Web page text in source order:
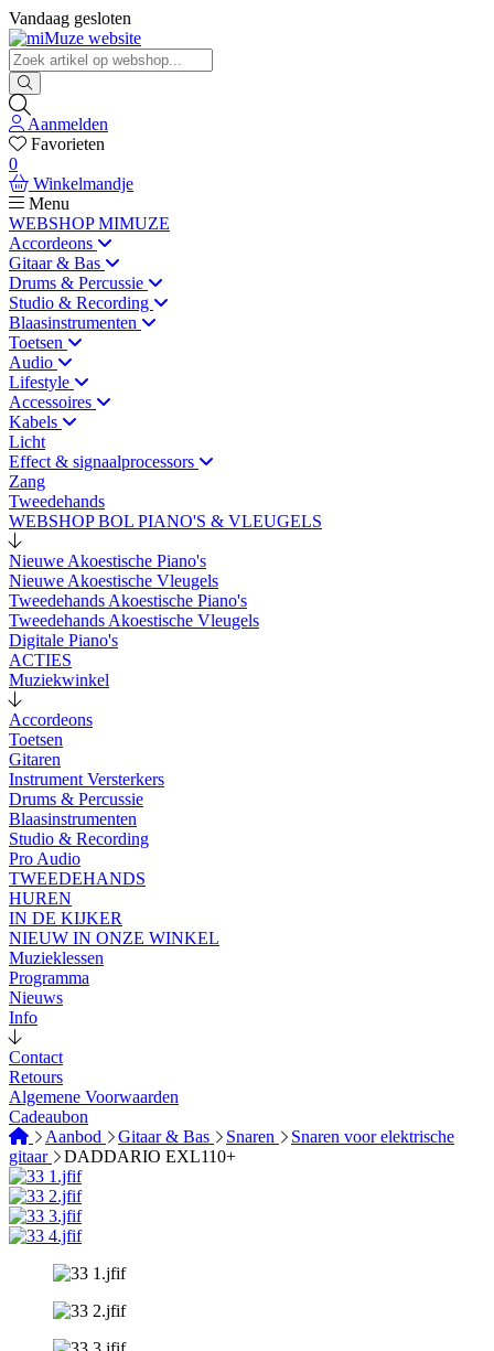
Vandaag gesloten
Aanmelden
Favorieten
0
Winkelmandje
Menu
WEBSHOP MIMUZE
Accordeons
Gitaar & Bas
Drums & Percussie
Studio & Recording
Blaasinstrumenten
Toetsen
Audio
Lifestyle
Accessoires
Kabels
Licht
Effect & signaalprocessors
Zang
Tweedehands
WEBSHOP BOL PIANO'S & VLEUGELS
Nieuwe Akoestische Piano's
Nieuwe Akoestische Vleugels
Tweedehands Akoestische Piano's
Tweedehands Akoestische Vleugels
Digitale Piano's
ACTIES
Muziekwinkel
Accordeons
Toetsen
Gitaren
Instrument Versterkers
Drums & Percussie
Blaasinstrumenten
Studio & Recording
Pro Audio
TWEEDEHANDS
HUREN
IN DE KIJKER
NIEUW IN ONZE WINKEL
Muzieklessen
Programma
Nieuws
Info
Contact
Retours
Algemene Voorwaarden
Cadeaubon
Aanbod
Gitaar & Bas Snaren
Snaren voor elektrische
gitaar
DADDARIO EXL110+